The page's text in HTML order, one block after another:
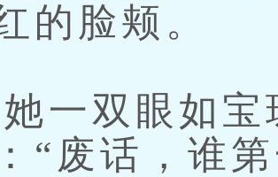
的脸颊。
一双眼如宝
“废话，谁